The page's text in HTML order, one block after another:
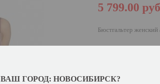
5 799.00
Бюстгальтер
ВАШ ГОРОД: НОВОСИБИРСК?